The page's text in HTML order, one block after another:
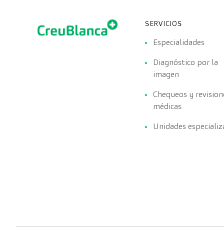
SERVICIOS
Especialidades
Diagnóstico por la
imagen
Chequeos y
médicas
Unidades